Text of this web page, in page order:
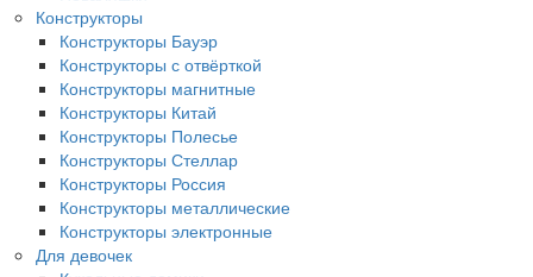
Конструкторы
Конструкторы Бауэр
Конструкторы с отвёрткой
Конструкторы магнитные
Конструкторы Китай
Конструкторы Полесье
Конструкторы Стеллар
Конструкторы Россия
Конструкторы металлические
Конструкторы электронные
Для девочек